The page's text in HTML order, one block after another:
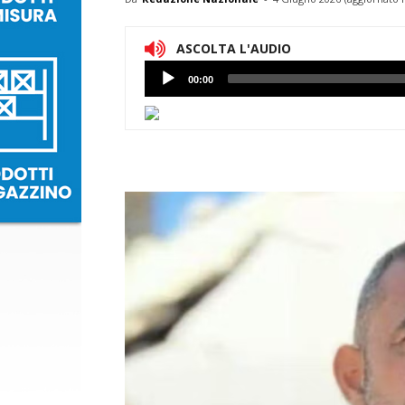
ASCOLTA L'AUDIO
Lettore
Audio
00:00